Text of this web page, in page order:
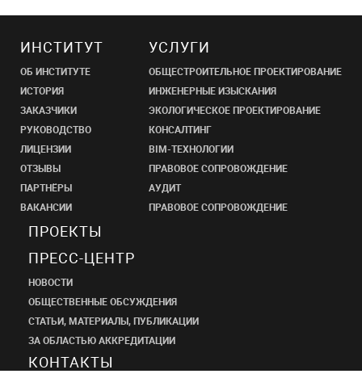
ИНСТИТУТ
ОБ ИНСТИТУТЕ
ИСТОРИЯ
ЗАКАЗЧИКИ
РУКОВОДСТВО
ЛИЦЕНЗИИ
ОТЗЫВЫ
ПАРТНЁРЫ
ВАКАНСИИ
УСЛУГИ
ОБЩЕСТРОИТЕЛЬНОЕ ПРОЕКТИРОВАНИЕ
ИНЖЕНЕРНЫЕ ИЗЫСКАНИЯ
ЭКОЛОГИЧЕСКОЕ ПРОЕКТИРОВАНИЕ
КОНСАЛТИНГ
BIM-ТЕХНОЛОГИИ
ПРАВОВОЕ СОПРОВОЖДЕНИЕ
АУДИТ
ПРАВОВОЕ СОПРОВОЖДЕНИЕ
ПРОЕКТЫ
ПРЕСС-ЦЕНТР
НОВОСТИ
ОБЩЕСТВЕННЫЕ ОБСУЖДЕНИЯ
СТАТЬИ, МАТЕРИАЛЫ, ПУБЛИКАЦИИ
ЗА ОБЛАСТЬЮ АККРЕДИТАЦИИ
КОНТАКТЫ